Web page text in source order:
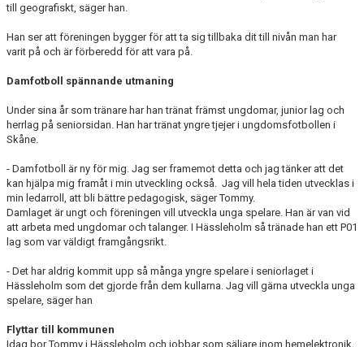
till geografiskt, säger han.
Han ser att föreningen bygger för att ta sig tillbaka dit till nivån man har
varit på och är förberedd för att vara på.
Damfotboll spännande utmaning
Under sina år som tränare har han tränat främst ungdomar, junior lag och
herrlag på seniorsidan. Han har tränat yngre tjejer i ungdomsfotbollen i
Skåne.
- Damfotboll är ny för mig. Jag ser framemot detta och jag tänker att det
kan hjälpa mig framåt i min utveckling också. Jag vill hela tiden utvecklas i
min ledarroll, att bli bättre pedagogisk, säger Tommy.
Damlaget är ungt och föreningen vill utveckla unga spelare. Han är van vid
att arbeta med ungdomar och talanger. I Hässleholm så tränade han ett P01
lag som var väldigt framgångsrikt.
- Det har aldrig kommit upp så många yngre spelare i seniorlaget i
Hässleholm som det gjorde från dem kullarna. Jag vill gärna utveckla unga
spelare, säger han
Flyttar till kommunen
Idag bor Tommy i Hässleholm och jobbar som säljare inom hemelektronik.